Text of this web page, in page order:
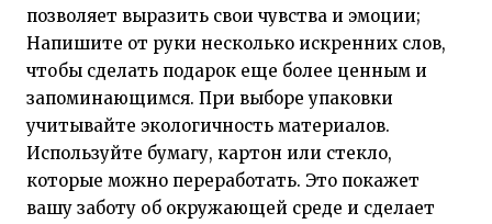
позволяет выразить свои чувства и эмоции;
Напишите от руки несколько искренних слов,
чтобы сделать подарок еще более ценным и
запоминающимся. При выборе упаковки
учитывайте экологичность материалов.
Используйте бумагу, картон или стекло,
которые можно переработать. Это покажет
вашу заботу об окружающей среде и сделает